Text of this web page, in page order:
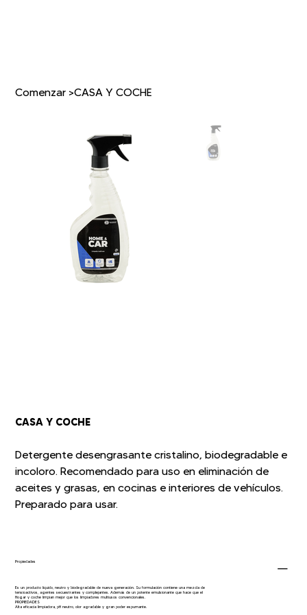
Comenzar >CASA Y COCHE
CASA Y COCHE
Detergente desengrasante cristalino, biodegradable e
incoloro. Recomendado para uso en eliminación de
aceites y grasas, en cocinas e interiores de vehículos.
Preparado para usar.
Propiedades
Es un producto líquido, neutro y biodegradable de nueva generación. Su formulación contiene una mezcla de
tensioactivos, agentes secuestrantes y complejantes. Además de un potente emulsionante que hace que el
Hogar y coche limpian mejor que los limpiadores multiusos convencionales.
PROPIEDADES
Alta eficacia limpiadora, pH neutro, olor agradable y gran poder espumante.